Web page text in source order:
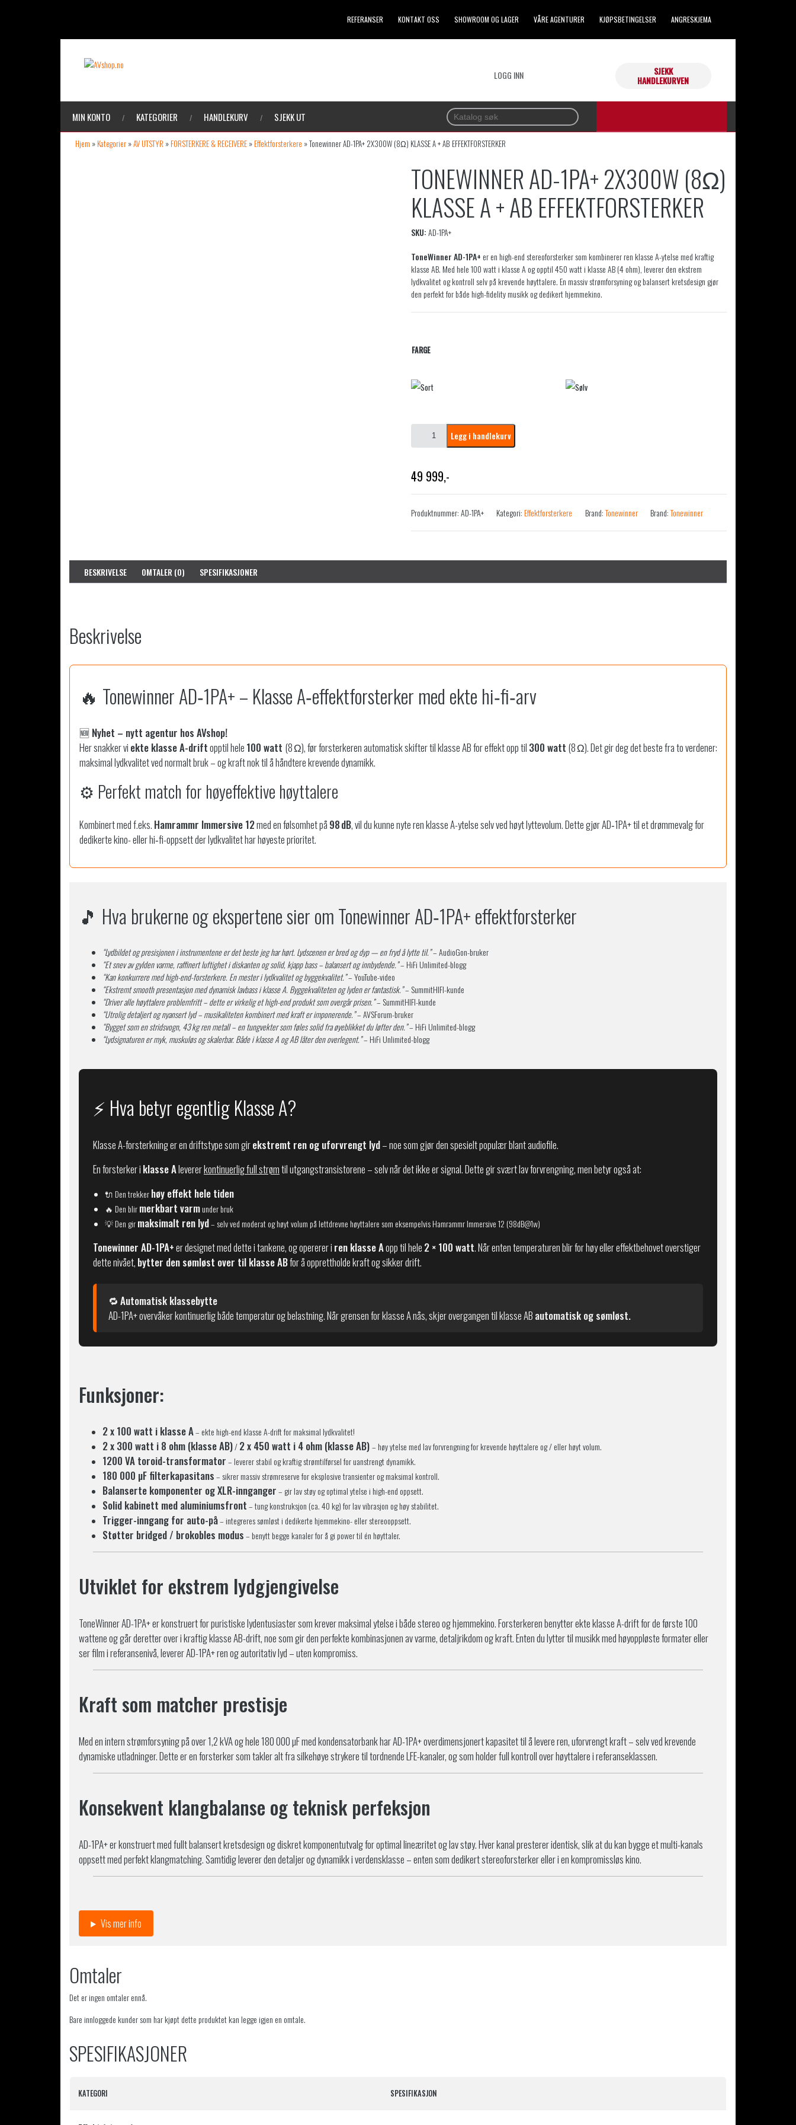
REFERANSER KONTAKT OSS SHOWROOM OG LAGER VÅRE AGENTURER KJØPSBETINGELSER ANGRESKJEMA
LOGG INN SJEKK
HANDLEKURVEN
Handlekurven din er tom.
MIN KONTO KATEGORIER HANDLEKURV SJEKK UT
Hjem » Kategorier »AV UTSTYR » FORSTERKERE & RECEIVERE » Effektforsterkere »Tonewinner AD-1PA+ 2X300W (8Ω) KLASSE A + AB EFFEKTFORSTERKER
TONEWINNER AD-1PA+ 2X300W (8Ω)
KLASSE A + AB EFFEKTFORSTERKER
SKU:AD-1PA+
ToneWinner AD-1PA+ er en high-end stereoforsterker som kombinerer ren klasse A-ytelse med kraftig
klasse AB. Med hele 100 watt i klasse A og opptil 450 watt i klasse AB (4 ohm), leverer den ekstrem
lydkvalitet og kontroll selv på krevende høyttalere. En massiv strømforsyning og balansert kretsdesign gjør
den perfekt for både high-fidelity musikk og dedikert hjemmekino.
49 999,-
FARGE
Tonewinner
(8Ω)
KLASSE
+
AB
Legg i handlekurv
Produktnummer:AD-1PA+ Kategori:Effektforsterkere Brand:Tonewinner Brand:Tonewinner
BESKRIVELSE OMTALER (0) SPESIFIKASJONER
Beskrivelse
🔥 Tonewinner AD‑1PA+ – Klasse A‑effektforsterker med ekte hi‑fi‑arv
🆕 Nyhet – nytt agentur hos AVshop!
Her snakker vi ekte klasse A-driftopptil hele 100 watt (8 Ω), før forsterkeren automatisk skifter til klasse AB for effekt opp til 300 watt (8 Ω). Det gir deg det beste fra to verdener:
maksimal lydkvalitet ved normalt bruk – og kraft nok til å håndtere krevende dynamikk.
⚙️ Perfekt match for høyeffektive høyttalere
Kombinert med f.eks. Hamrammr Immersive 12med en følsomhet på 98 dB, vil du kunne nyte ren klasse A-ytelse selv ved høyt lyttevolum. Dette gjør AD‑1PA+ til et drømmevalg for
dedikerte kino- eller hi‑fi-oppsett der lydkvalitet har høyeste prioritet.
🎵 Hva brukerne og ekspertene sier om Tonewinner AD‑1PA+ effektforsterker
“Lydbildet og presisjonen i instrumentene er det beste jeg har hørt. Lydscenen er bred og dyp — en fryd å lytte til.”– AudioGon-bruker
“Et snev av gylden varme, raffinert luftighet i diskanten og solid, kjapp bass – balansert og innbydende.”– HiFi Unlimited-blogg
“Kan konkurrere med high-end-forsterkere. En mester i lydkvalitet og byggekvalitet.”– YouTube-video
“Ekstremt smooth presentasjon med dynamisk lavbass i klasse A. Byggekvaliteten og lyden er fantastisk.”– SummitHIFI-kunde
“Driver alle høyttalere problemfritt – dette er virkelig et high-end produkt som overgår prisen.”– SummitHIFI-kunde
“Utrolig detaljert og nyansert lyd – musikaliteten kombinert med kraft er imponerende.”– AVSForum-bruker
“Bygget som en stridsvogn, 43 kg ren metall – en tungvekter som føles solid fra øyeblikket du løfter den.”– HiFi Unlimited-blogg
“Lydsignaturen er myk, muskuløs og skalerbar. Både i klasse A og AB låter den overlegent.”– HiFi Unlimited-blogg
⚡ Hva betyr egentlig Klasse A?
Klasse A-forsterkning er en driftstype som girekstremt ren og uforvrengt lyd– noe som gjør den spesielt populær blant audiofile.
En forsterker i klasse Alevererkontinuerlig full strømtil utgangstransistorene – selv når det ikke er signal. Dette gir svært lav forvrengning, men betyr også at:
🔌 Den trekkerhøy effekt hele tiden
🔥 Den blirmerkbart varmunder bruk
💡 Den girmaksimalt ren lyd– selv ved moderat og høyt volum på lettdrevne høyttalere som eksempelvis Hamrammr Immersive 12 (98dB@1w)
Tonewinner AD-1PA+er designet med dette i tankene, og opererer i ren klasse Aopp til hele 2 × 100 watt. Når enten temperaturen blir for høy eller effektbehovet overstiger
dette nivået, bytter den sømløst over til klasse ABfor å opprettholde kraft og sikker drift.
🔁 Automatisk klassebytte
AD-1PA+ overvåker kontinuerlig både temperatur og belastning. Når grensen for klasse A nås, skjer overgangen til klasse AB automatisk og sømløst.
Funksjoner:
2 x 100 watt i klasse A– ekte high-end klasse A-drift for maksimal lydkvalitet!
2 x 300 watt i 8 ohm (klasse AB)/2 x 450 watt i 4 ohm (klasse AB)– høy ytelse med lav forvrengning for krevende høyttalere og / eller høyt volum.
1200 VA toroid-transformator– leverer stabil og kraftig strømtilførsel for uanstrengt dynamikk.
180 000 µF filterkapasitans– sikrer massiv strømreserve for eksplosive transienter og maksimal kontroll.
Balanserte komponenter og XLR-innganger– gir lav støy og optimal ytelse i high-end oppsett.
Solid kabinett med aluminiumsfront– tung konstruksjon (ca. 40 kg) for lav vibrasjon og høy stabilitet.
Trigger-inngang for auto-på– integreres sømløst i dedikerte hjemmekino- eller stereooppsett.
Støtter bridged / brokobles modus– benytt begge kanaler for å gi power til én høyttaler.
Utviklet for ekstrem lydgjengivelse
ToneWinner AD-1PA+ er konstruert for puristiske lydentusiaster som krever maksimal ytelse i både stereo og hjemmekino. Forsterkeren benytter ekte klasse A-drift for de første 100
wattene og går deretter over i kraftig klasse AB-drift, noe som gir den perfekte kombinasjonen av varme, detaljrikdom og kraft. Enten du lytter til musikk med høyoppløste formater eller
ser film i referansenivå, leverer AD-1PA+ ren og autoritativ lyd – uten kompromiss.
Kraft som matcher prestisje
Med en intern strømforsyning på over 1,2 kVA og hele 180 000 µF med kondensatorbank har AD-1PA+ overdimensjonert kapasitet til å levere ren, uforvrengt kraft – selv ved krevende
dynamiske utladninger. Dette er en forsterker som takler alt fra silkehøye strykere til tordnende LFE-kanaler, og som holder full kontroll over høyttalere i referanseklassen.
Konsekvent klangbalanse og teknisk perfeksjon
AD-1PA+ er konstruert med fullt balansert kretsdesign og diskret komponentutvalg for optimal lineæritet og lav støy. Hver kanal presterer identisk, slik at du kan bygge et multi-kanals
oppsett med perfekt klangmatching. Samtidig leverer den detaljer og dynamikk i verdensklasse – enten som dedikert stereoforsterker eller i en kompromissløs kino.
Vis mer info
Omtaler
Det er ingen omtaler ennå.
Bare innloggede kunder som har kjøpt dette produktet kan legge igjen en omtale.
SPESIFIKASJONER
KATEGORI SPESIFIKASJON